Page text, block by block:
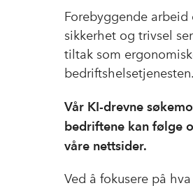
Forebyggende
sikkerhet og trivsel
tiltak som
bedriftshelsetjenesten.
Vår KI-drevne
bedriftene kan følge
våre nettsider.
Ved å fokusere på